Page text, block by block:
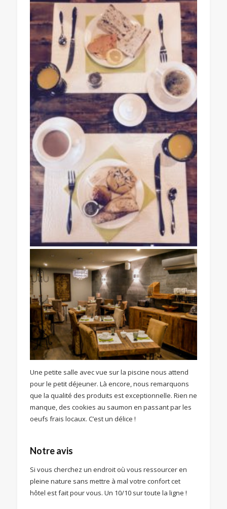
Une petite salle avec vue sur la piscine nous attend
pour le petit déjeuner. Là encore, nous remarquons
que la qualité des produits est exceptionnelle. Rien ne
manque, des cookies au saumon en passant par les
oeufs frais locaux. C’est un délice !
Notre avis
Si vous cherchez un endroit où vous ressourcer en
pleine nature sans mettre à mal votre confort cet
hôtel est fait pour vous. Un 10/10 sur toute la ligne !